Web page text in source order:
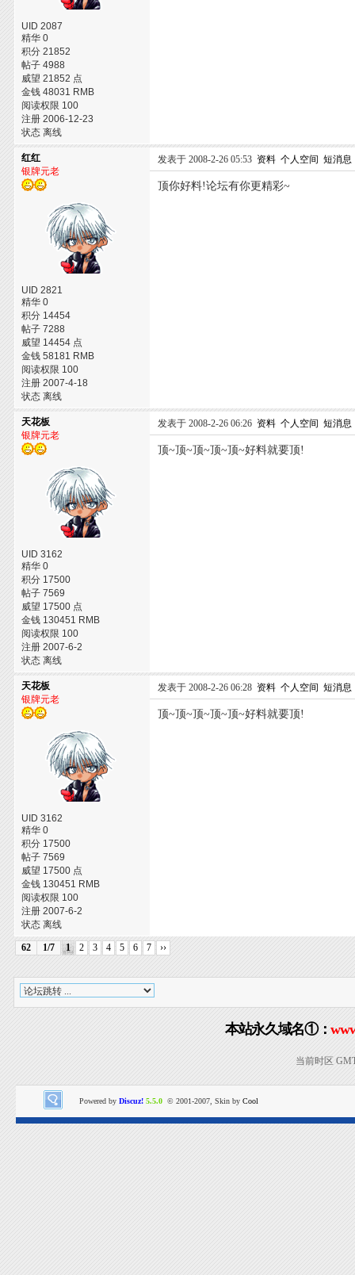
UID 2087
精华 0
积分 21852
帖子 4988
威望 21852 点
金钱 48031 RMB
阅读权限 100
注册 2006-12-23
状态 离线
红红
银牌元老
UID 2821
精华 0
积分 14454
帖子 7288
威望 14454 点
金钱 58181 RMB
阅读权限 100
注册 2007-4-18
状态 离线
发表于 2008-2-26 05:53 资料 个人空间 短消息
顶你好料!论坛有你更精彩~
天花板
银牌元老
UID 3162
精华 0
积分 17500
帖子 7569
威望 17500 点
金钱 130451 RMB
阅读权限 100
注册 2007-6-2
状态 离线
发表于 2008-2-26 06:26 资料 个人空间 短消息
顶~顶~顶~顶~顶~好料就要顶!
天花板
银牌元老
UID 3162
精华 0
积分 17500
帖子 7569
威望 17500 点
金钱 130451 RMB
阅读权限 100
注册 2007-6-2
状态 离线
发表于 2008-2-26 06:28 资料 个人空间 短消息
顶~顶~顶~顶~顶~好料就要顶!
62 1/7 1 2 3 4 5 6 7 ››
本站永久域名①：
当前时区
Powered by Discuz! 5.5.0 © 2001-2007, Skin by Cool